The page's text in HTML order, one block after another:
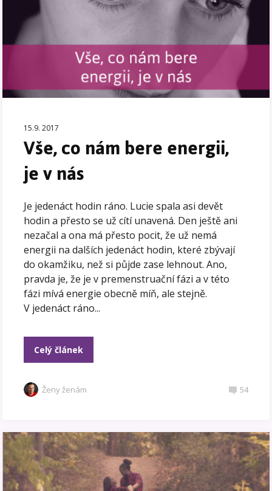
15.9. 2017
Vše, co nám bere energii,
je v nás
Je jedenáct hodin ráno. Lucie spala asi devět
hodin a přesto se už cítí unavená. Den ještě ani
nezačal a ona má přesto pocit, že už nemá
energii na dalších jedenáct hodin, které zbývají
do okamžiku, než si půjde zase lehnout. Ano,
pravda je, že je v premenstruační fázi a v této
fázi mívá energie obecně míň, ale stejně.
V jedenáct ráno...
Celý článek
Ženy ženám 54